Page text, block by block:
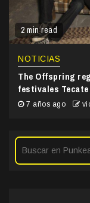
2 min read
NOTICIAS
The Offspring
festivales Tecate
7 años ago